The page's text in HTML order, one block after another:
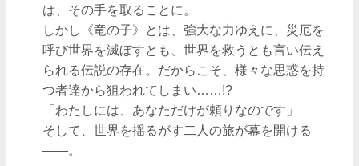
は、その手を取ることに。
しかし《竜の子》とは、強大な力ゆえに、災厄を
呼び世界を滅ぼすとも、世界を救うとも言い伝え
られる伝説の存在。だからこそ、様々な思惑を持
つ者達から狙われてしまい……!?
「わたしには、あなただけが頼りなのです」
そして、世界を揺るがす二人の旅が幕を開ける
――。